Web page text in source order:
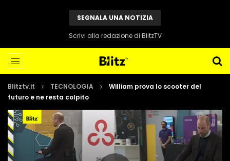
SEGNALA UNA NOTIZIA
Scrivi alla redazione di BlitzTV
Blitztv.it TECNOLOGIA
William prova lo scooter del
futuro e ne resta colpito